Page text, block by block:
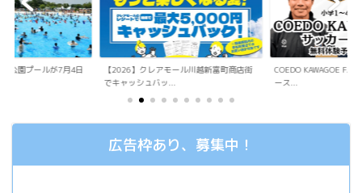
ル川越新富町商店街
COEDO KAWAGOE F.Cが小学生向けサッカ
ース...
「Sky Walker 7058」
内ア...
広告枠あり、募集中！